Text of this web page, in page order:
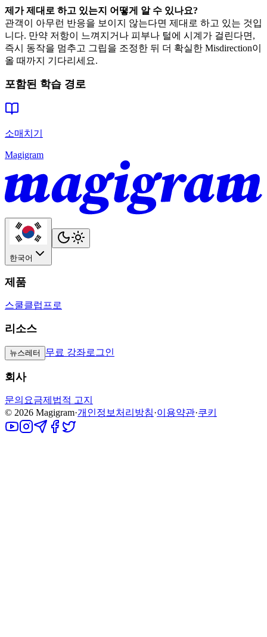
제가 제대로 하고 있는지 어떻게 알 수 있나요?
관객이 아무런 반응을 보이지 않는다면 제대로 하고 있는 것입
니다. 만약 저항이 느껴지거나 피부나 털에 시계가 걸린다면,
즉시 동작을 멈추고 그립을 조정한 뒤 더 확실한 Misdirection이
올 때까지 기다리세요.
포함된 학습 경로
소매치기
Magigram
한국어
제품
스쿨클럽 프로
리소스
뉴스레터 무료 강좌로그인
회사
문의 요금제 법적 고지
© 2026 Magigram·개인정보처리방침·이용약관·쿠키